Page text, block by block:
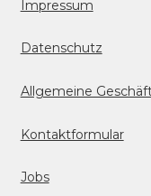
Impressum
Datenschutz
Allgemeine
Kontaktformular
Jobs